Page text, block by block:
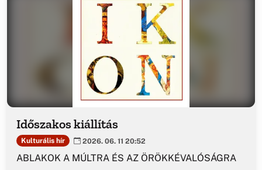
Időszakos kiállítás
Kulturális hír 2026. 06. 11 20:52
ABLAKOK A MÚLTRA ÉS AZ ÖRÖKKÉVALÓSÁGRA